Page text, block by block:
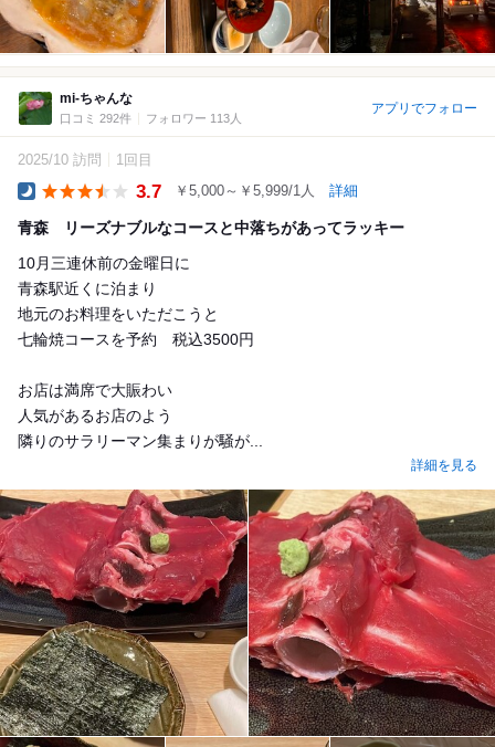
mi-ちゃんな
口コミ 292件 フォロワー 113人
アプリでフォロー
2025/10 訪問 1回目
3.7 ￥5,000～￥5,999/1人 詳細
青森 リーズナブルなコースと中落ちがあってラッキー
10月三連休前の金曜日に
青森駅近くに泊まり
地元のお料理をいただこうと
七輪焼コースを予約 税込3500円
お店は満席で大賑わい
人気があるお店のよう
隣りのサラリーマン集まりが騒が...
詳細を見る